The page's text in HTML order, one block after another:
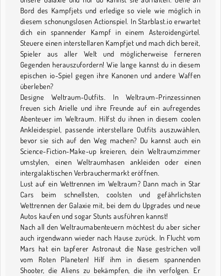
Bord des Kampfjets und erledige so viele wie möglich in
diesem schonungslosen Actionspiel. In Starblast.io erwartet
dich ein spannender Kampf in einem Asteroidengürtel.
Steuere einen interstellaren Kampfjet und mach dich bereit,
Spieler aus aller Welt und möglicherweise ferneren
Gegenden herauszufordern! Wie lange kannst du in diesem
epischen io-Spiel gegen ihre Kanonen und andere Waffen
überleben?
Designe Weltraum-Outfits. In Weltraum-Prinzessinnen
freuen sich Arielle und ihre Freunde auf ein aufregendes
Abenteuer im Weltraum. Hilfst du ihnen in diesem coolen
Ankleidespiel, passende interstellare Outfits auszuwählen,
bevor sie sich auf den Weg machen? Du kannst auch ein
Science-Fiction-Make-up kreieren, dein Weltraumzimmer
umstylen, einen Weltraumhasen ankleiden oder einen
intergalaktischen Verbrauchermarkt eröffnen.
Lust auf ein Wettrennen im Weltraum? Dann mach in Star
Cars beim schnellsten, coolsten und gefährlichsten
Wettrennen der Galaxie mit, bei dem du Upgrades und neue
Autos kaufen und sogar Stunts ausführen kannst!
Nach all den Weltraumabenteuern möchtest du aber sicher
auch irgendwann wieder nach Hause zurück. In Flucht vom
Mars hat ein tapferer Astronaut die Nase gestrichen voll
vom Roten Planeten! Hilf ihm in diesem spannenden
Shooter, die Aliens zu bekämpfen, die ihn verfolgen. Er